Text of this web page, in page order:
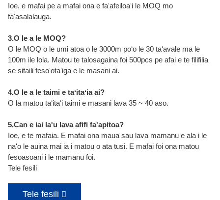
Ioe, e mafai pe a mafai ona e faʻafeiloaʻi le MOQ mo
faʻasalalauga.
3.O le a le MOQ?
O le MOQ o le umi atoa o le 3000m poʻo le 30 taʻavale ma le
100m ile lola. Matou te talosagaina foi 500pcs pe afai e te filifilia
se sitaili fesoʻotaʻiga e le masani ai.
4.O le a le taimi e taʻitaʻia ai?
O la matou taʻitaʻi taimi e masani lava 35 ~ 40 aso.
5.Can e iai la'u lava afifi fa'apitoa?
Ioe, e te mafaia. E mafai ona maua sau lava mamanu e ala i le
na'o le auina mai ia i matou o ata tusi. E mafai foi ona matou
fesoasoani i le mamanu foi.
Tele fesili
Tele fesili